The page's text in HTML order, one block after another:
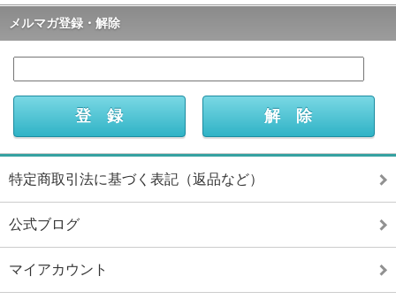
メルマガ登録・解除
特定商取引法に基づく表記（返品など）
公式ブログ
マイアカウント